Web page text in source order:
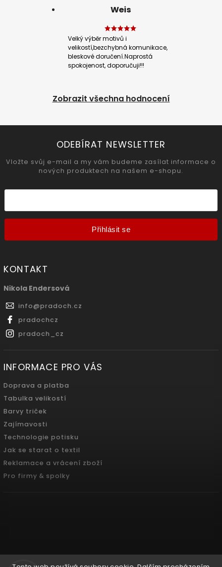
Weis
Velký výběr motivů i
velikostí,bezchybná komunikace,
bleskové doručení.Naprostá
spokojenost, doporučuji!!!
Zobrazit všechna hodnocení
ODEBÍRAT NEWSLETTER
Vložte svůj e-mail a my vám budeme zasílat informace o
nových produktech na našem e-shopu.
Přihlásit se
KONTAKT
Nikola Endersová
info@pradoch.cz
pradochcz
pradoch_cz
INFORMACE PRO VÁS
Doprava a platba
Tabulka velikostí
Barvy triček
Zajímavosti
Technologie potisku
Jak se starat o textil
Reklamace a vrácení zboží
Pro firmy & spolky